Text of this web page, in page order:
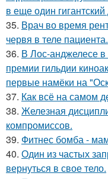
в еще один
35. Врач во время
червя в теле пациента.
36. В Лос-анджелесе
премии гильдии
первые намёки на
37. Как всё на самом
38. Железная
компромиссов.
39. Фитнес бомба -
40. Один из частых
вернуться в свое тело.